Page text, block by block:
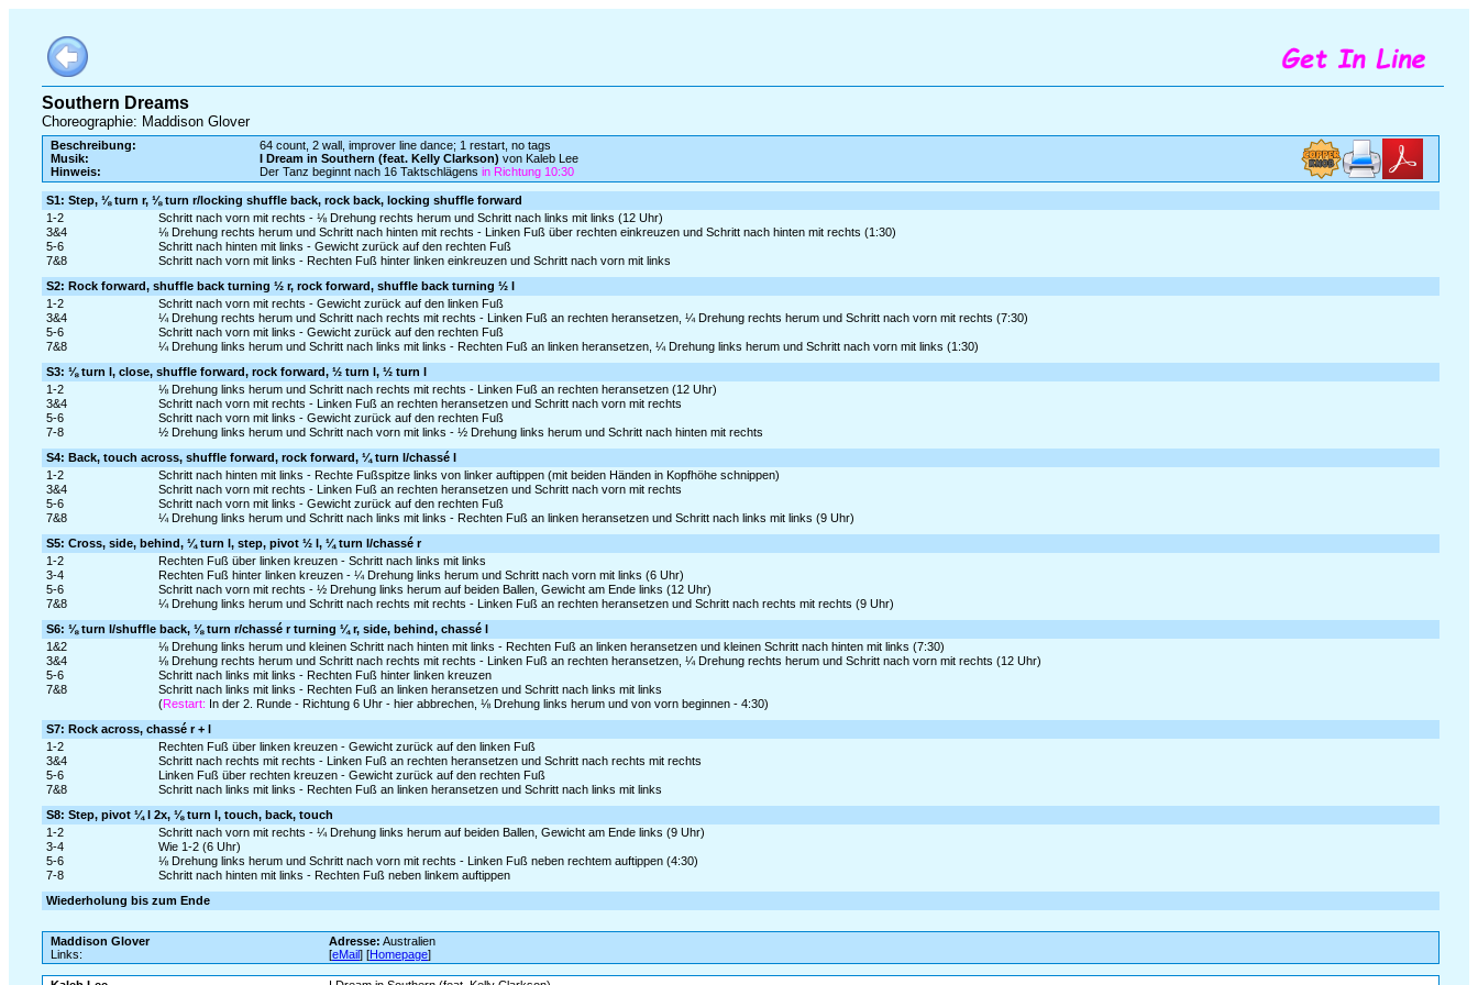
Southern Dreams
Choreographie: Maddison Glover
Beschreibung:
64 count, 2 wall, improver line dance; 1 restart, no tags
Musik:
I Dream in Southern (feat. Kelly Clarkson) von Kaleb Lee
Hinweis:
Der Tanz beginnt nach 16 Taktschlägens in Richtung 10:30
S1: Step, ⅛ turn r, ⅛ turn r/locking shuffle back, rock back, locking shuffle forward
1-2
Schritt nach vorn mit rechts - ⅛ Drehung rechts herum und Schritt nach links mit links (12 Uhr)
3&4
⅛ Drehung rechts herum und Schritt nach hinten mit rechts - Linken Fuß über rechten einkreuzen und Schritt nach hinten mit rechts (1:30)
5-6
Schritt nach hinten mit links - Gewicht zurück auf den rechten Fuß
7&8
Schritt nach vorn mit links - Rechten Fuß hinter linken einkreuzen und Schritt nach vorn mit links
S2: Rock forward, shuffle back turning ½ r, rock forward, shuffle back turning ½ l
1-2
Schritt nach vorn mit rechts - Gewicht zurück auf den linken Fuß
3&4
¼ Drehung rechts herum und Schritt nach rechts mit rechts - Linken Fuß an rechten heransetzen, ¼ Drehung rechts herum und Schritt nach vorn mit rechts (7:30)
5-6
Schritt nach vorn mit links - Gewicht zurück auf den rechten Fuß
7&8
¼ Drehung links herum und Schritt nach links mit links - Rechten Fuß an linken heransetzen, ¼ Drehung links herum und Schritt nach vorn mit links (1:30)
S3: ⅛ turn l, close, shuffle forward, rock forward, ½ turn l, ½ turn l
1-2
⅛ Drehung links herum und Schritt nach rechts mit rechts - Linken Fuß an rechten heransetzen (12 Uhr)
3&4
Schritt nach vorn mit rechts - Linken Fuß an rechten heransetzen und Schritt nach vorn mit rechts
5-6
Schritt nach vorn mit links - Gewicht zurück auf den rechten Fuß
7-8
½ Drehung links herum und Schritt nach vorn mit links - ½ Drehung links herum und Schritt nach hinten mit rechts
S4: Back, touch across, shuffle forward, rock forward, ¼ turn l/chassé l
1-2
Schritt nach hinten mit links - Rechte Fußspitze links von linker auftippen (mit beiden Händen in Kopfhöhe schnippen)
3&4
Schritt nach vorn mit rechts - Linken Fuß an rechten heransetzen und Schritt nach vorn mit rechts
5-6
Schritt nach vorn mit links - Gewicht zurück auf den rechten Fuß
7&8
¼ Drehung links herum und Schritt nach links mit links - Rechten Fuß an linken heransetzen und Schritt nach links mit links (9 Uhr)
S5: Cross, side, behind, ¼ turn l, step, pivot ½ l, ¼ turn l/chassé r
1-2
Rechten Fuß über linken kreuzen - Schritt nach links mit links
3-4
Rechten Fuß hinter linken kreuzen - ¼ Drehung links herum und Schritt nach vorn mit links (6 Uhr)
5-6
Schritt nach vorn mit rechts - ½ Drehung links herum auf beiden Ballen, Gewicht am Ende links (12 Uhr)
7&8
¼ Drehung links herum und Schritt nach rechts mit rechts - Linken Fuß an rechten heransetzen und Schritt nach rechts mit rechts (9 Uhr)
S6: ⅛ turn l/shuffle back, ⅛ turn r/chassé r turning ¼ r, side, behind, chassé l
1&2
⅛ Drehung links herum und kleinen Schritt nach hinten mit links - Rechten Fuß an linken heransetzen und kleinen Schritt nach hinten mit links (7:30)
3&4
⅛ Drehung rechts herum und Schritt nach rechts mit rechts - Linken Fuß an rechten heransetzen, ¼ Drehung rechts herum und Schritt nach vorn mit rechts (12 Uhr)
5-6
Schritt nach links mit links - Rechten Fuß hinter linken kreuzen
7&8
Schritt nach links mit links - Rechten Fuß an linken heransetzen und Schritt nach links mit links
(Restart: In der 2. Runde - Richtung 6 Uhr - hier abbrechen, ⅛ Drehung links herum und von vorn beginnen - 4:30)
S7: Rock across, chassé r + l
1-2
Rechten Fuß über linken kreuzen - Gewicht zurück auf den linken Fuß
3&4
Schritt nach rechts mit rechts - Linken Fuß an rechten heransetzen und Schritt nach rechts mit rechts
5-6
Linken Fuß über rechten kreuzen - Gewicht zurück auf den rechten Fuß
7&8
Schritt nach links mit links - Rechten Fuß an linken heransetzen und Schritt nach links mit links
S8: Step, pivot ¼ l 2x, ⅛ turn l, touch, back, touch
1-2
Schritt nach vorn mit rechts - ¼ Drehung links herum auf beiden Ballen, Gewicht am Ende links (9 Uhr)
3-4
Wie 1-2 (6 Uhr)
5-6
⅛ Drehung links herum und Schritt nach vorn mit rechts - Linken Fuß neben rechtem auftippen (4:30)
7-8
Schritt nach hinten mit links - Rechten Fuß neben linkem auftippen
Wiederholung bis zum Ende
Maddison Glover Adresse: Australien
Links:
[eMail] [Homepage]